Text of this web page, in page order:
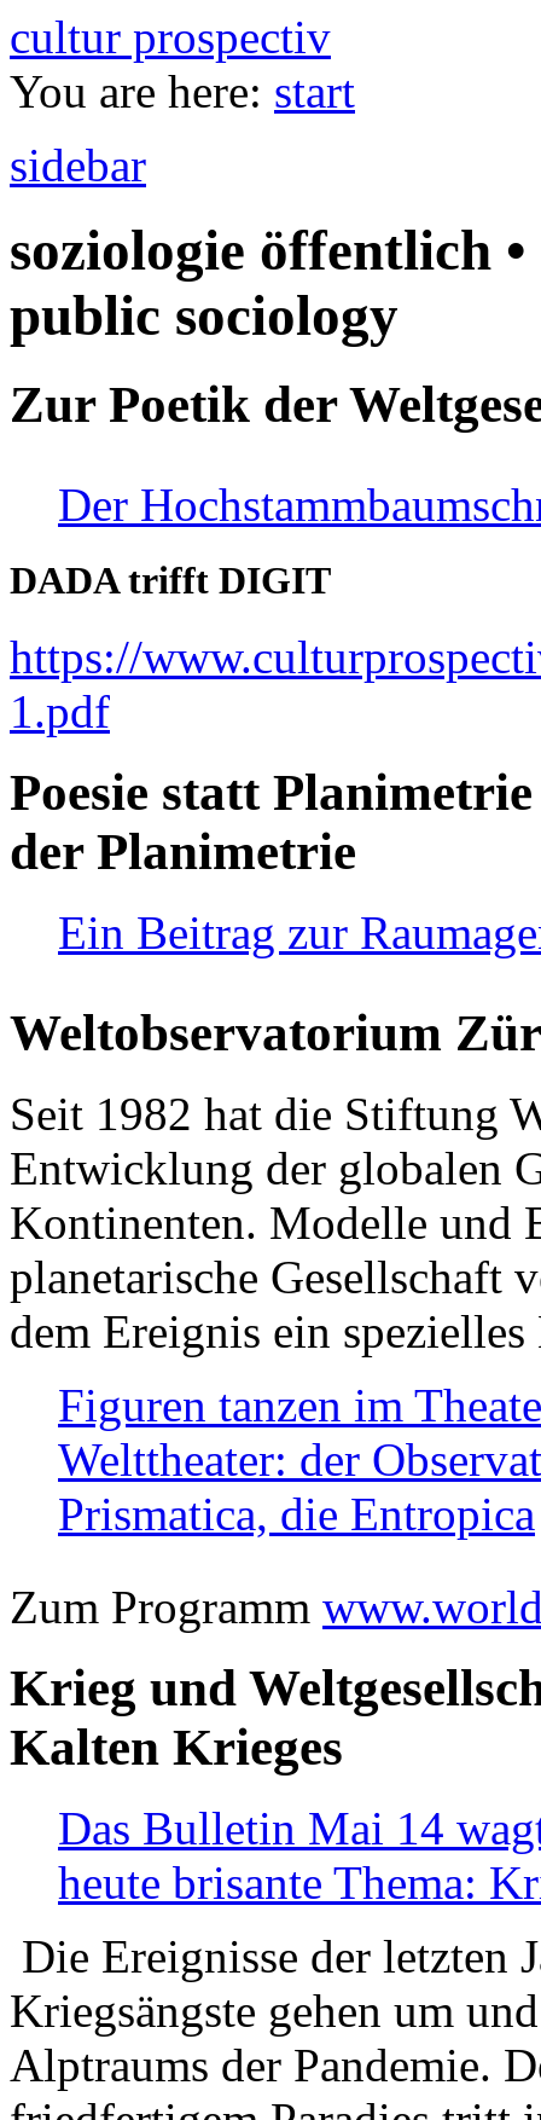
cultur prospectiv
You are here: start
sidebar
soziologie öffentlich
public sociology
Zur Poetik der
Der
DADA trifft DIGIT
https://
1.pdf
Poesie statt
der Planimetrie
Ein Beitrag zur
Weltobservatorium
Seit 1982 hat die Stiftung
Entwicklung der globalen
Kontinenten. Modelle und
planetarische Gesellschaft
dem Ereignis ein
Figuren tanzen im
Welttheater: der
Prismatica, die Entropica
Zum Programm
Krieg und
Kalten Krieges
Das Bulletin Mai 14
heute brisante Thema:
Die Ereignisse der letzten
Kriegsängste gehen um
Alptraums der Pandemie.